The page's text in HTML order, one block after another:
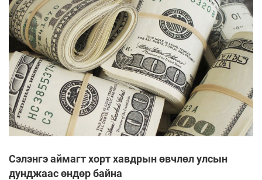
Сэлэнгэ аймагт хорт хавдрын өвчлөл улсын
дунджаас өндөр байна